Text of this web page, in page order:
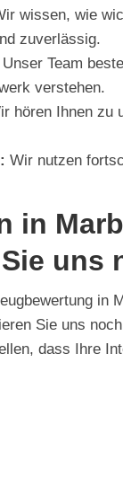
wissen, wie
zuverlässig.
Unser Team
verstehen.
hören Ihnen zu
Wir nutzen
in
uns
in
Sie uns
dass Ihre